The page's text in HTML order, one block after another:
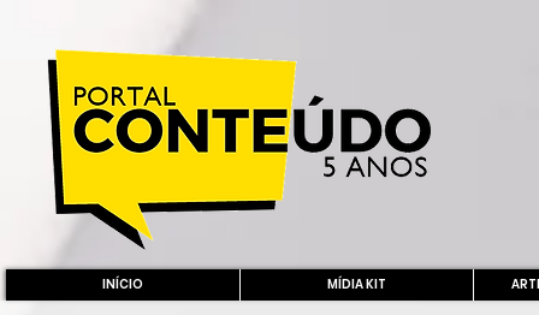
INÍCIO MÍDIA KIT